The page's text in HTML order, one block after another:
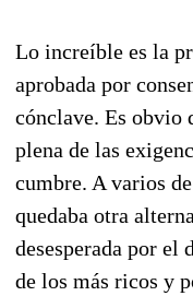
Lo increíble es la
aprobada por
cónclave. Es obvio
plena de las
cumbre. A varios
quedaba otra
desesperada por el
de los más ricos y